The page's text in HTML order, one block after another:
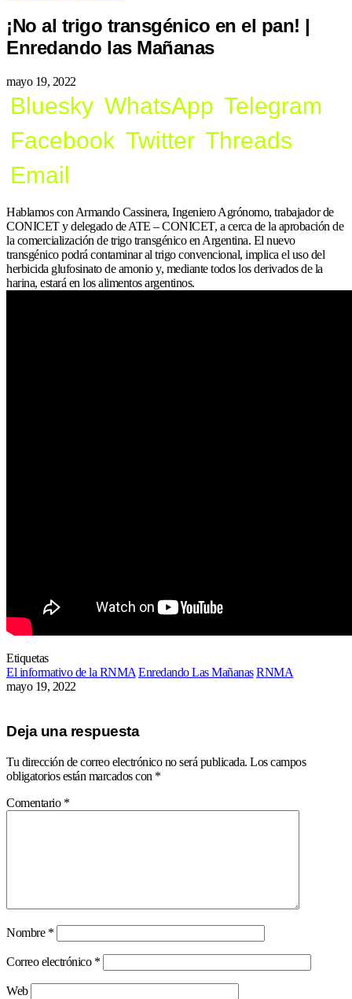
¡No al trigo transgénico en el pan! |
Enredando las Mañanas
mayo 19, 2022
Bluesky WhatsApp Telegram
Facebook Twitter Threads
Email
Hablamos con Armando Cassinera, Ingeniero Agrónomo, trabajador de
CONICET y delegado de ATE – CONICET, a cerca de la aprobación de
la comercialización de trigo transgénico en Argentina. El nuevo
transgénico podrá contaminar al trigo convencional, implica el uso del
herbicida glufosinato de amonio y, mediante todos los derivados de la
harina, estará en los alimentos argentinos.
Etiquetas
El informativo de la RNMA Enredando Las Mañanas RNMA
mayo 19, 2022
Deja una respuesta
Tu dirección de correo electrónico no será publicada. Los campos
obligatorios están marcados con *
Comentario *
Nombre *
Correo electrónico *
Web